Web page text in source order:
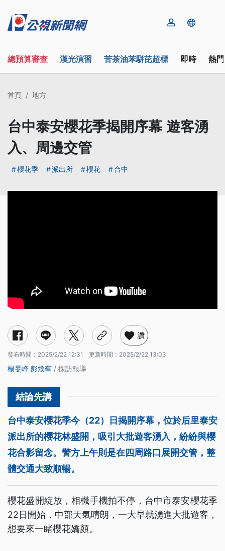
總預算審查 漢光演習 苦茶油苯駢芘超標 即時 熱
首頁 地方
台中泰安櫻花季揭開序幕 遊客湧
入、周邊交管
櫻花季 派出所 櫻花 台中
讚
發布時間： 2025/2/22 12:31 更新時間： 2025/2/22 13:03
楊旻峰 彭煥羣 / 採訪報導
台中泰安櫻花季今（22）日揭開序幕，位於后里泰安
派出所的櫻花林盛開，吸引大批遊客湧入，紛紛與櫻
花合影留念。警方上午則是在四周路口展開交管，整
體交通大致順暢。
櫻花盛開綻放，相機手機拍不停，台中市泰安櫻花季
22日開始，中部天氣晴朗，一大早就湧進大批遊客，
想要來一睹櫻花嬌顏。